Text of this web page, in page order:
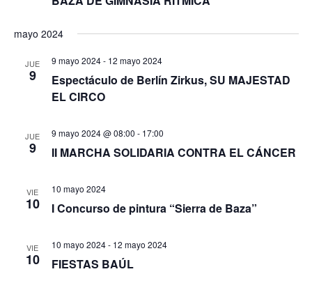
mayo 2024
JUE
9
9 mayo 2024- 12 mayo 2024
Espectáculo de Berlín Zirkus, SU MAJESTAD
EL CIRCO
JUE
9
9 mayo 2024 @ 08:00 - 17:00
II MARCHA SOLIDARIA CONTRA EL CÁNCER
VIE
10
10 mayo 2024
I Concurso de pintura “Sierra de Baza”
VIE
10
10 mayo 2024- 12 mayo 2024
FIESTAS BAÚL